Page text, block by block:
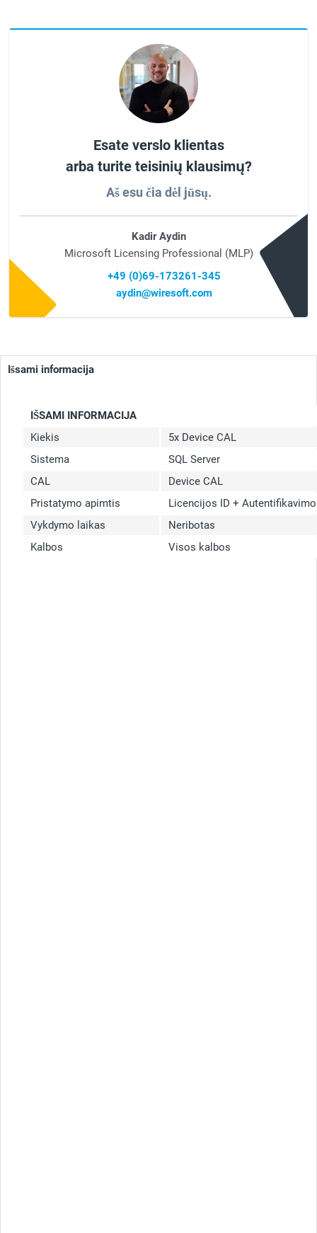
Esate verslo klientas
arba turite teisinių klausimų?
Aš esu čia dėl jūsų.
Kadir Aydin
Microsoft Licensing Professional (MLP)
+49 (0)69-173261-345
aydin@wiresoft.com
Išsami informacija
IŠSAMI INFORMACIJA
Kiekis
5x Device CAL
Sistema
SQL Server
CAL
Device CAL
Pristatymo apimtis
Licencijos ID +
Vykdymo laikas
Neribotas
Kalbos
Visos kalbos